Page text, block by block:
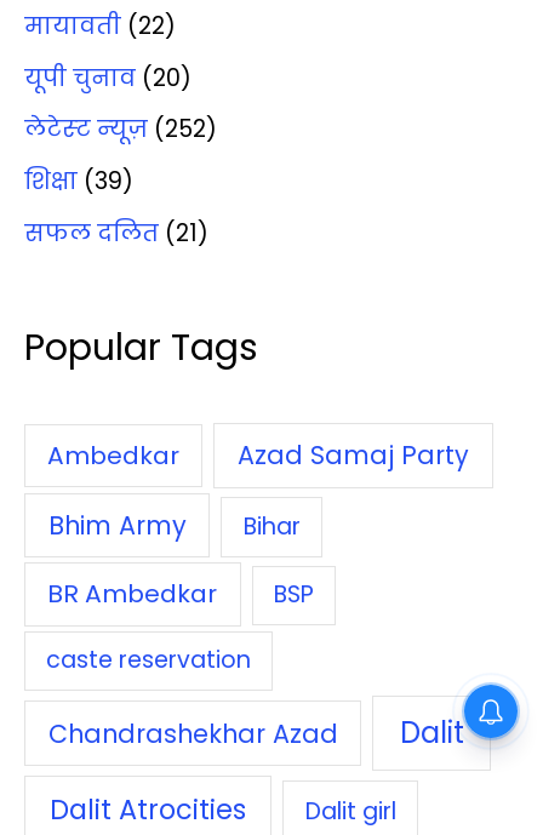
मायावती (22)
यूपी चुनाव (20)
लेटेस्‍ट न्‍यूज़ (252)
शिक्षा (39)
सफल दलित (21)
Popular Tags
Ambedkar
Azad Samaj Party
Bhim Army
Bihar
BR Ambedkar
BSP
caste reservation
Chandrashekhar Azad Dalit
Dalit Atrocities Dalit girl